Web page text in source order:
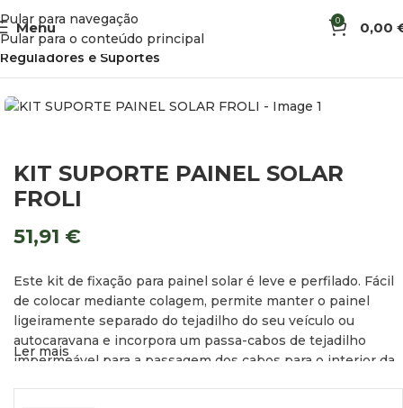
Pular para navegação
Pular para o conteúdo principal
Menu 0 0,00
Início Eletricidade e Energia Solar
Reguladores e Suportes
KIT SUPORTE PAINEL SOLAR
FROLI
51,91 €
Este kit de fixação para painel solar é leve e perfilado. Fácil
de colocar mediante colagem, permite manter o painel
ligeiramente separado do tejadilho do seu veículo ou
autocaravana e incorpora um passa-cabos de tejadilho
impermeável para a passagem dos cabos para o interior da
Ler mais